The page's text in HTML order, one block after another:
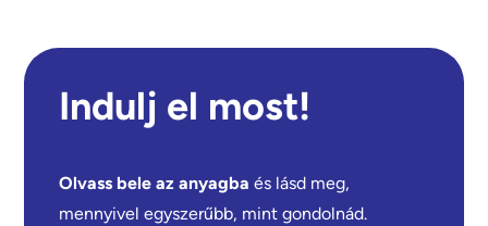
Indulj el most!
Olvass bele az anyagba és lásd meg,
mennyivel egyszerűbb, mint gondolnád.